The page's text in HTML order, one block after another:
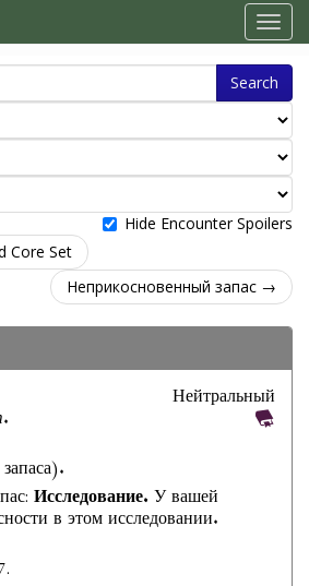
Search
Hide Encounter Spoilers
Core Set
Неприкосновенный запас →
Нейтральный
Исследование. У вашей
в этом исследовании.